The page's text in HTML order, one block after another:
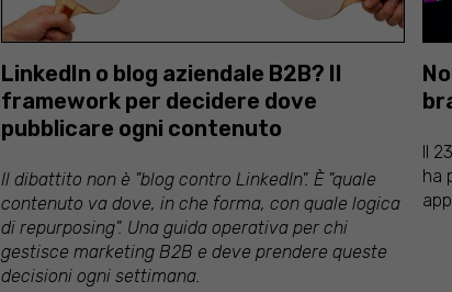
LinkedIn o blog aziendale B2B? Il
framework per decidere dove
pubblicare ogni contenuto
Il dibattito non è "blog contro LinkedIn". È "quale
contenuto va dove, in che forma, con quale logica
di repurposing". Una guida operativa per chi
gestisce marketing B2B e deve prendere queste
decisioni ogni settimana.
Il
ha